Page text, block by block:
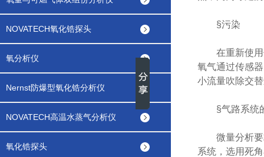
NOVATECH氧化锆探头
氧分析仪
Nernst防爆型氧化锆分析仪
NOVATECH高温水蒸气分析仪
氧化锆探头
§污染
在重新使用仪
氧气通过传感
小流量吹除交
§气路系统
微量分析要求
系统，选用死